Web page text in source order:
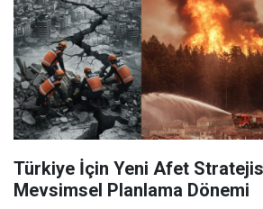
Türkiye İçin Yeni Afet
Mevsimsel Planlama Dönemi